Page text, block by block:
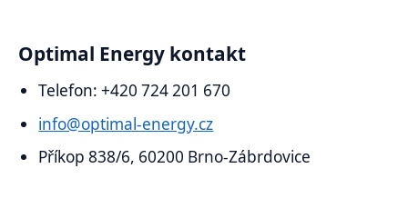
Optimal Energy kontakt
Telefon: +420 724 201 670
info@optimal-energy.cz
Příkop 838/6, 60200 Brno-Zábrdovice